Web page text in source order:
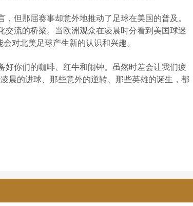
但那届赛事却意外地推动了足球在美国的普及。
流的桥梁。当欧洲观众在凌晨时分看到美国球迷
对北美足球产生新的认识和兴趣。
你们的咖啡、红牛和闹钟。虽然时差会让我们疲
晨的进球、那些意外的逆转、那些英雄的诞生，都